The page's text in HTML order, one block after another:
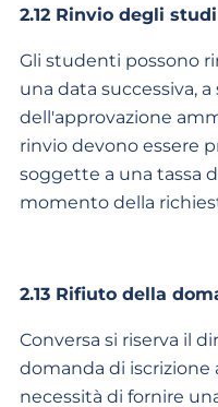
2.12 Rinvio degli studi
Gli studenti possono
una data successiva,
dell'approvazione
rinvio devono essere
soggette a una tassa
momento della
2.13 Rifiuto della
Conversa si riserva il
domanda di iscrizione
necessità di fornire